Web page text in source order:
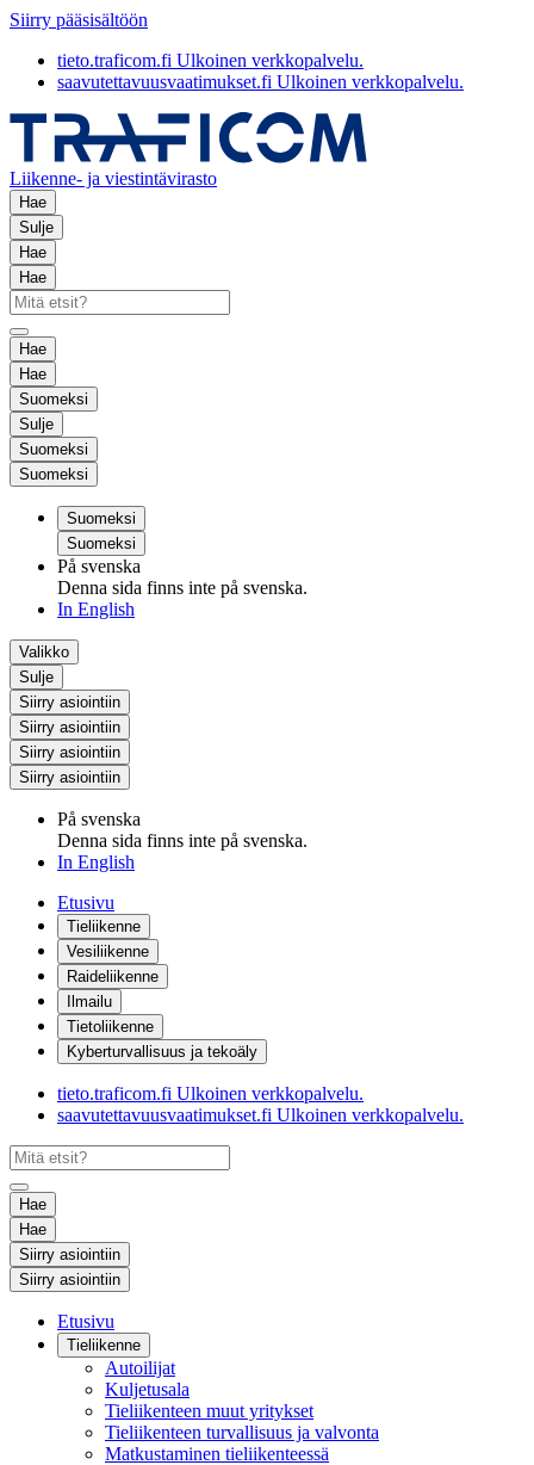
Siirry pääsisältöön
tieto.traficom.fi Ulkoinen verkkopalvelu.
saavutettavuusvaatimukset.fi Ulkoinen verkkopalvelu.
Liikenne- ja viestintävirasto
Hae
Sulje
Hae
Hae
Hae
Hae
Suomeksi
Sulje
Suomeksi
Suomeksi
Suomeksi
Suomeksi
På svenska
Denna sida finns inte på svenska.
In English
Valikko
Sulje
Siirry asiointiin
Siirry asiointiin
Siirry asiointiin
Siirry asiointiin
På svenska
Denna sida finns inte på svenska.
In English
Etusivu
Tieliikenne
Vesiliikenne
Raideliikenne
Ilmailu
Tietoliikenne
Kyberturvallisuus ja tekoäly
tieto.traficom.fi Ulkoinen verkkopalvelu.
saavutettavuusvaatimukset.fi Ulkoinen verkkopalvelu.
Hae
Hae
Siirry asiointiin
Siirry asiointiin
Etusivu
Tieliikenne
Autoilijat
Kuljetusala
Tieliikenteen muut yritykset
Tieliikenteen turvallisuus ja valvonta
Matkustaminen tieliikenteessä